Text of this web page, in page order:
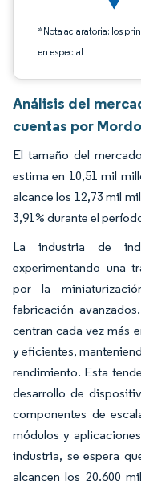
*Nota aclaratoria: los
en especial
Análisis del
cuentas por
El tamaño del
estima en 10,51 mil
alcance los 12,73 mil
3,91% durante el
La industria de
experimentando una
por la
fabricación
centran cada vez más
y eficientes,
rendimiento. Esta
desarrollo de
componentes de
módulos y
industria, se espera
alcancen los 20.600